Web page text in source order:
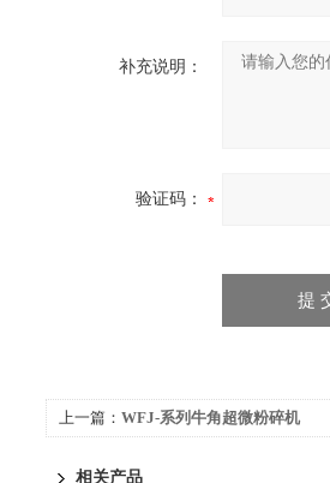
补充说明：
验证码：
上一篇： WFJ-系列牛角超微粉碎机
相关产品